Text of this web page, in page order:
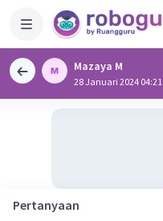
Mazaya M
28 Januari 2024 04:21
Pertanyaan